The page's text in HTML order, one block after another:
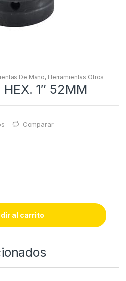
De Mano, Herramientas Otros
HEX. 1″ 52MM
Comparar
al carrito